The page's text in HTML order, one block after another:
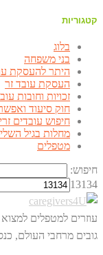
קטגוריות
בלוג
בני משפחה
היתר להעסקת
העסקת עובד זר
זכויות וחובות
חוק סיעוד
חיפוש עובדים
מחלות בגיל
מטפלים
חיפוש:
13134
עוזרים למטפלים
גובים מרחבי העולם,